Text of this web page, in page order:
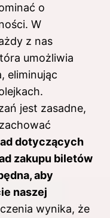
o
W
z nas
umożliwia
eliminując
jest zasadne,
dotyczących
zakupu biletów
aby
naszej
wynika, że